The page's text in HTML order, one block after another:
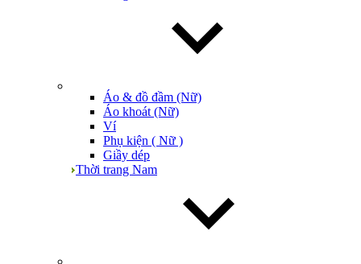
Áo & đồ đầm (Nữ)
Áo khoát (Nữ)
Ví
Phụ kiện ( Nữ )
Giầy dép
Thời trang Nam